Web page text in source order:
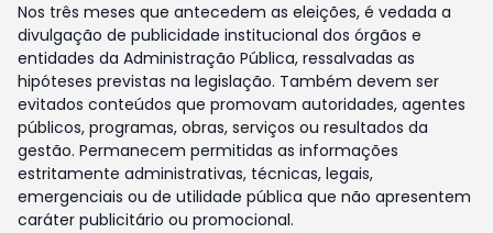
Nos três meses que antecedem as eleições, é vedada a
divulgação de publicidade institucional dos órgãos e
entidades da Administração Pública, ressalvadas as
hipóteses previstas na legislação. Também devem ser
evitados conteúdos que promovam autoridades, agentes
públicos, programas, obras, serviços ou resultados da
gestão. Permanecem permitidas as informações
estritamente administrativas, técnicas, legais,
emergenciais ou de utilidade pública que não apresentem
caráter publicitário ou promocional.